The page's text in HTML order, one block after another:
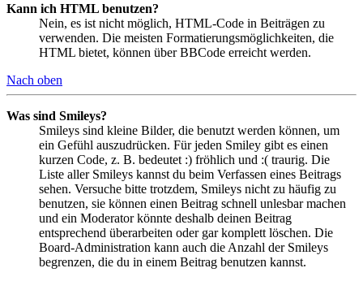
Kann ich HTML benutzen?
Nein, es ist nicht möglich, HTML-Code in Beiträgen zu
verwenden. Die meisten Formatierungsmöglichkeiten, die
HTML bietet, können über BBCode erreicht werden.
Nach oben
Was sind Smileys?
Smileys sind kleine Bilder, die benutzt werden können, um
ein Gefühl auszudrücken. Für jeden Smiley gibt es einen
kurzen Code, z. B. bedeutet :) fröhlich und :( traurig. Die
Liste aller Smileys kannst du beim Verfassen eines Beitrags
sehen. Versuche bitte trotzdem, Smileys nicht zu häufig zu
benutzen, sie können einen Beitrag schnell unlesbar machen
und ein Moderator könnte deshalb deinen Beitrag
entsprechend überarbeiten oder gar komplett löschen. Die
Board-Administration kann auch die Anzahl der Smileys
begrenzen, die du in einem Beitrag benutzen kannst.